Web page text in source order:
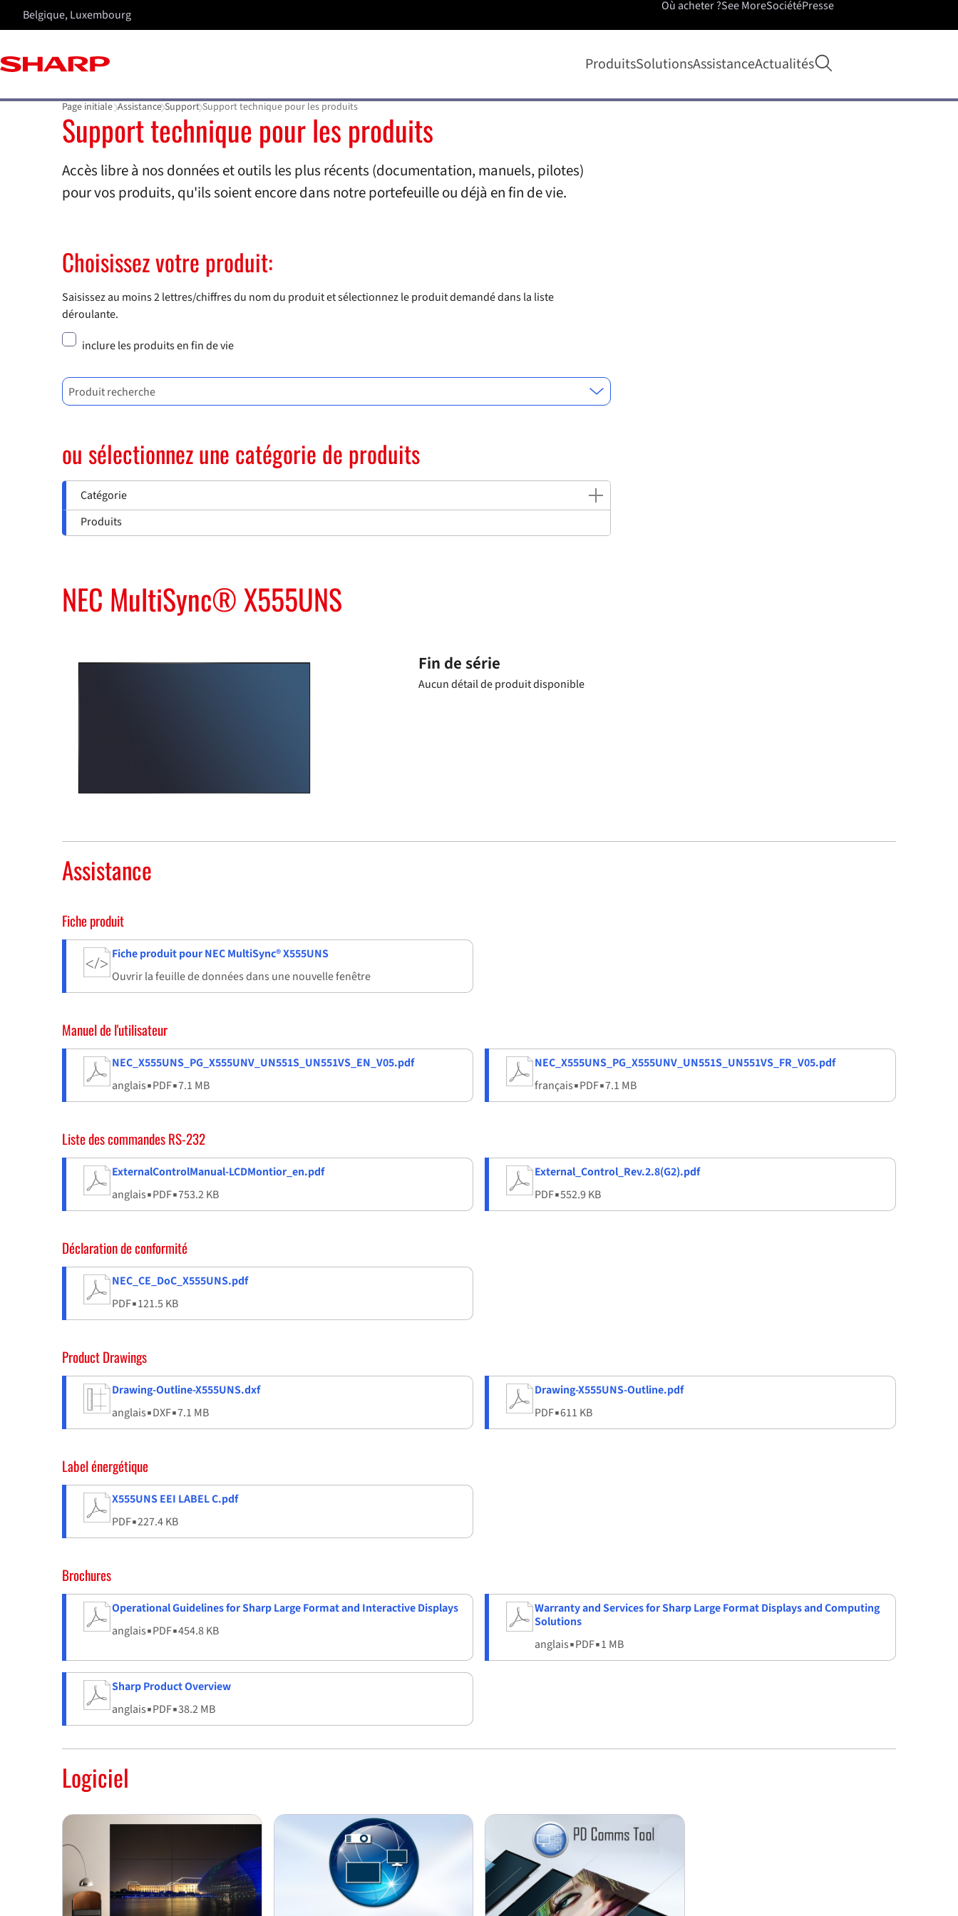
ProduitsSolutionsAssistanceActualités Ouvrir la recherche
Où acheter ?See MoreSociétéPresse
Belgique, Luxembourg
Page initiale Assistance Support Support technique pour les produits
Support technique pour les produits
Accès libre à nos données et outils les plus récents (documentation, manuels, pilotes)
pour vos produits, qu'ils soient encore dans notre portefeuille ou déjà en fin de vie.
Choisissez votre produit:
Saisissez au moins 2 lettres/chiffres du nom du produit et sélectionnez le produit demandé dans la liste
déroulante.
inclure les produits en fin de vie
Produit recherche
ou sélectionnez une catégorie de produits
Catégorie
Produits
NEC MultiSync® X555UNS
Fin de série
Aucun détail de produit disponible
Assistance
Fiche produit
Fiche produit pour NEC MultiSync® X555UNS
Ouvrir la feuille de données dans une nouvelle fenêtre
Manuel de l'utilisateur
NEC_X555UNS_PG_X555UNV_UN551S_UN551VS_EN_V05.pdf
anglais▪PDF▪7.1 MB
NEC_X555UNS_PG_X555UNV_UN551S_UN551VS_FR_V05.pdf
français▪PDF▪7.1 MB
Liste des commandes RS-232
ExternalControlManual-LCDMontior_en.pdf
anglais▪PDF▪753.2 KB
External_Control_Rev.2.8(G2).pdf
PDF▪552.9 KB
Déclaration de conformité
NEC_CE_DoC_X555UNS.pdf
PDF▪121.5 KB
Product Drawings
Drawing-Outline-X555UNS.dxf
anglais▪DXF▪7.1 MB
Drawing-X555UNS-Outline.pdf
PDF▪611 KB
Label énergétique
X555UNS EEI LABEL C.pdf
PDF▪227.4 KB
Brochures
Operational Guidelines for Sharp Large Format and Interactive Displays
anglais▪PDF▪454.8 KB
Warranty and Services for Sharp Large Format Displays and Computing
Solutions
anglais▪PDF▪1 MB
Sharp Product Overview
anglais▪PDF▪38.2 MB
Logiciel